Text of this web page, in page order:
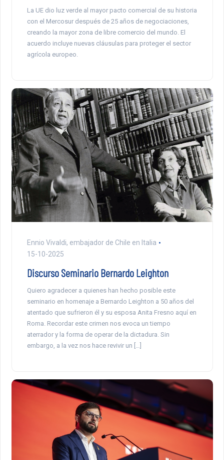
La UE dio luz verde al mayor pacto comercial de su historia
con el Mercosur después de 25 años de negociaciones,
creando la mayor zona de libre comercio del mundo. El
acuerdo incluye nuevas cláusulas para proteger el sector
agrícola europeo.
Ennio Vivaldi, embajador de Chile en Italia
15-10-2025
Discurso Seminario Bernardo Leighton
Quiero agradecer a quienes han hecho posible este
seminario en homenaje a Bernardo Leighton a 50 años del
atentado que sufrieron él y su esposa Anita Fresno aquí en
Roma. Recordar este crimen nos evoca un tiempo
aterrador y la forma de operar de la dictadura. Sin
embargo, a la vez nos hace revivir un […]